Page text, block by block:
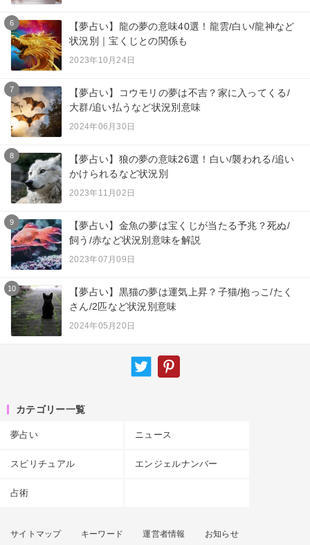
6
【夢占い】龍の夢の意味40選！龍雲/白い/龍神など
状況別｜宝くじとの関係も
2023年10月24日
7
【夢占い】コウモリの夢は不吉？家に入ってくる/
大群/追い払うなど状況別意味
2024年06月30日
8
【夢占い】狼の夢の意味26選！白い/襲われる/追い
かけられるなど状況別
2023年11月02日
9
【夢占い】金魚の夢は宝くじが当たる予兆？死ぬ/
飼う/赤など状況別意味を解説
2023年07月09日
10
【夢占い】黒猫の夢は運気上昇？子猫/抱っこ/たく
さん/2匹など状況別意味
2024年05月20日
カテゴリー一覧
夢占い ニュース
スピリチュアル エンジェルナンバー
占術
サイトマップ キーワード 運営者情報 お知らせ